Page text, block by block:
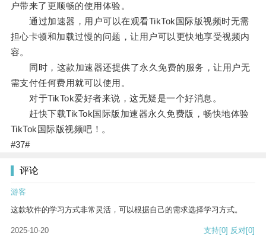
户带来了更顺畅的使用体验。
通过加速器，用户可以在观看TikTok国际版视频时无需
担心卡顿和加载过慢的问题，让用户可以更快地享受视频内
容。
同时，这款加速器还提供了永久免费的服务，让用户无
需支付任何费用就可以使用。
对于TikTok爱好者来说，这无疑是一个好消息。
赶快下载TikTok国际版加速器永久免费版，畅快地体验
TikTok国际版视频吧！。
#37#
评论
游客
这款软件的学习方式非常灵活，可以根据自己的需求选择学习方式。
2025-10-20 支持[0] 反对[0]